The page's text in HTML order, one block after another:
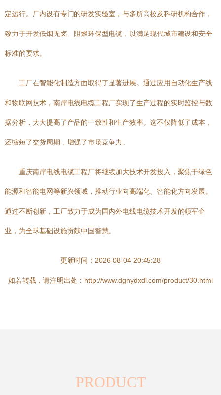
定运行。厂内设有专门的研发实验室，与多所高校及科研机构合作，
致力于开发低烟无卤、阻燃环保型电缆，以满足现代城市建设和安全
标准的要求。
工厂在智能化制造方面取得了显著进展。通过应用自动化生产线
和物联网技术，南岸电线电缆工程厂实现了生产过程的实时监控与数
据分析，大大提高了产品的一致性和生产效率。这不仅降低了成本，
还缩短了交货周期，增强了市场竞争力。
重庆南岸电线电缆工程厂将继续加大技术开发投入，聚焦于绿色
能源和智能电网等新兴领域，推动行业向高端化、智能化方向发展。
通过不断创新，工厂致力于成为国内外电线电缆技术开发的领军企
业，为全球基础设施贡献中国智慧。
更新时间：2026-08-04 20:45:28
如若转载，请注明出处：http://www.dgnydxdl.com/product/30.html
PRODUCT